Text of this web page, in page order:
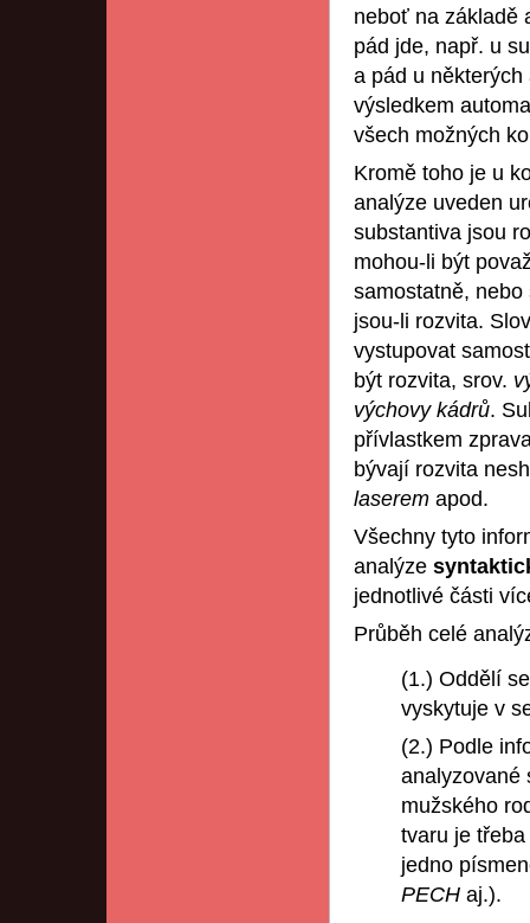
neboť na základě
pád jde, např. u
a pád u
výsledkem
všech možných
Kromě toho je u
analýze uveden
substantiva jsou
mohou-li být
samostatně,
jsou-li rozvita.
vystupovat
být rozvita, srov.
výchovy kádrů.
přívlastkem
bývají rozvita
laserem apod.
Všechny tyto
analýze
jednotlivé části
Průběh celé
(1.) Oddělí
vyskytuje v
(2.) Podle
analyzované
mužského
tvaru je
jedno
PECH aj.).